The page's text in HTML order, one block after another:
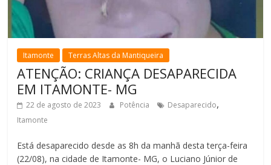
Itamonte Terras Altas da Mantiqueira
ATENÇÃO: CRIANÇA DESAPARECIDA
EM ITAMONTE- MG
22 de agosto de 2023 Potência Desaparecido,
Itamonte
Está desaparecido desde as 8h da manhã desta terça-feira
(22/08), na cidade de Itamonte- MG, o Luciano Júnior de